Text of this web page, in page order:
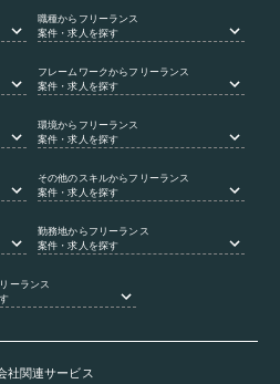
職種からフリーランス
案件・求人を探す
フレームワークからフリーランス
案件・求人を探す
環境からフリーランス
案件・求人を探す
その他のスキルからフリーランス
案件・求人を探す
勤務地からフリーランス
案件・求人を探す
ーランス
社関連サービス